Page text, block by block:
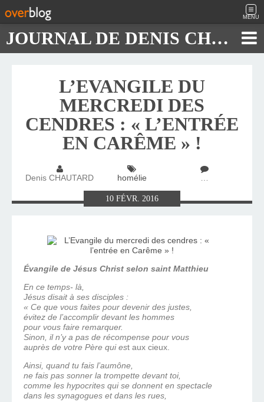
MENU
JOURNAL DE DENIS CHAUTARD
L’EVANGILE DU
MERCREDI DES
CENDRES : « L’ENTRÉE
EN CARÊME » !
Denis CHAUTARD homélie …
10 FÉVR. 2016
Évangile de Jésus Christ selon saint Matthieu
En ce temps- là,
Jésus disait à ses disciples :
« Ce que vous faites pour devenir des justes,
évitez de l’accomplir devant les hommes
pour vous faire remarquer.
Sinon, il n’y a pas de récompense pour vous
auprès de votre Père qui est aux cieux.
Ainsi, quand tu fais l’aumône,
ne fais pas sonner la trompette devant toi,
comme les hypocrites qui se donnent en spectacle
dans les synagogues et dans les rues,